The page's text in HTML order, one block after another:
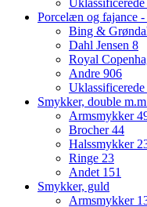
Uklassificerede
Porcelæn og fajance -
Bing &
Dahl Jensen 8
Royal
Andre 906
Uklassificerede
Smykker, double
Armsmykker
Brocher44
Halssmykker
Ringe 23
Andet 151
Smykker, guld
Armsmykker